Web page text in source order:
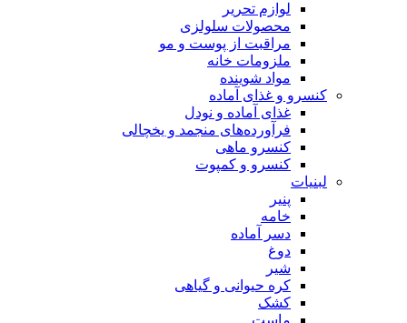
لوازم تحریر
محصولات سلولزی
مراقبت از پوست و مو
ملزومات خانه
مواد شوینده
کنسرو و غذای آماده
غذای آماده و نودل
فرآورده‌های منجمد و یخچالی
کنسرو ماهی
کنسرو و کمپوت
لبنیات
پنیر
خامه
دسر آماده
دوغ
شیر
کره حیوانی و گیاهی
کشک
ماست